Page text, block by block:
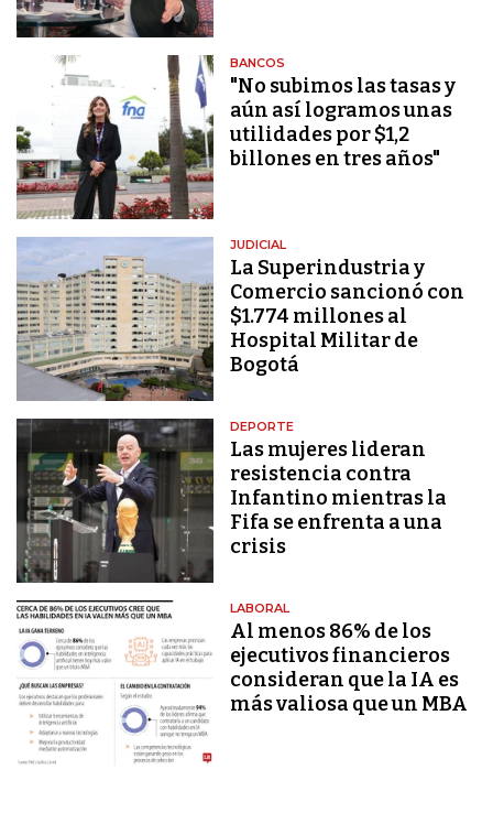
BANCOS
"No subimos las tasas y
aún así logramos unas
utilidades por $1,2
billones en tres años"
JUDICIAL
La Superindustria y
Comercio sancionó con
$1.774 millones al
Hospital Militar de
Bogotá
DEPORTE
Las mujeres lideran
resistencia contra
Infantino mientras la
Fifa se enfrenta a una
crisis
LABORAL
Al menos 86% de los
ejecutivos financieros
consideran que la IA es
más valiosa que un MBA